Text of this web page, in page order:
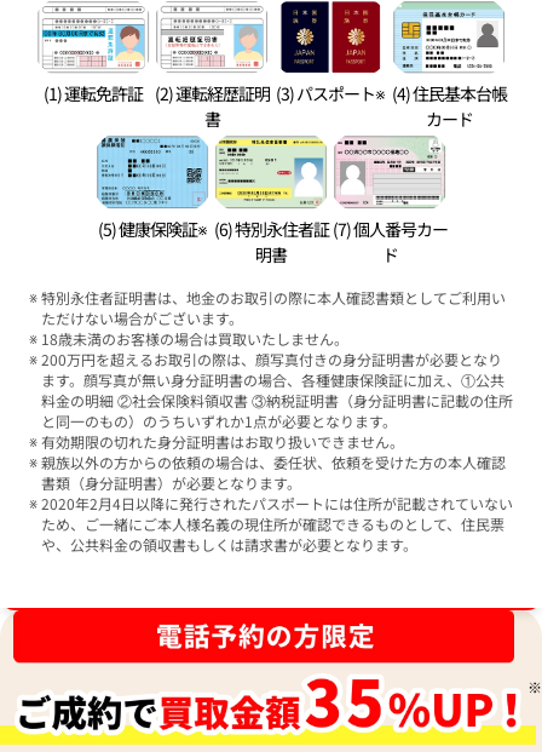
(1) 運転免許証 (2) 運転経歴証明
書
(3) パスポート※ (4) 住民基本台帳
カード
(5) 健康保険証※ (6) 特別永住者証
明書
(7) 個人番号カー
ド
特別永住者証明書は、地金のお取引の際に本人確認書類としてご利用い
ただけない場合がございます。
18歳未満のお客様の場合は買取いたしません。
200万円を超えるお取引の際は、顔写真付きの身分証明書が必要となり
ます。顔写真が無い身分証明書の場合、各種健康保険証に加え、①公共
料金の明細 ②社会保険料領収書 ③納税証明書（身分証明書に記載の住所
と同一のもの）のうちいずれか1点が必要となります。
有効期限の切れた身分証明書はお取り扱いできません。
親族以外の方からの依頼の場合は、委任状、依頼を受けた方の本人確認
書類（身分証明書）が必要となります。
2020年2月4日以降に発行されたパスポートには住所が記載されていない
ため、ご一緒にご本人様名義の現住所が確認できるものとして、住民票
や、公共料金の領収書もしくは請求書が必要となります。